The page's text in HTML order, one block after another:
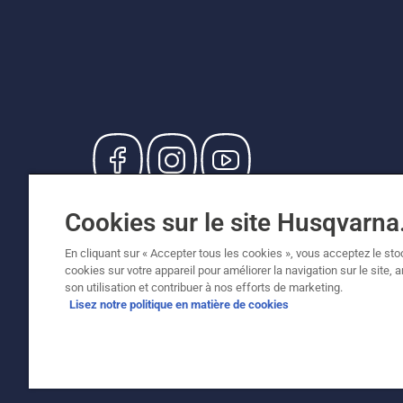
© Husqvarna AB (publ). Tous droits
de vente recommandés (TVA incluse), sauf si
Politique relative aux cookies Conditions d'utilisation
Cookies sur le site
En cliquant sur « Accepter tous les cookies », vous acceptez le
cookies sur votre appareil pour améliorer la navigation sur le site,
son utilisation et contribuer à nos efforts de marketing.
Lisez notre politique en matière de cookies